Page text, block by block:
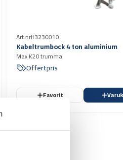
Art.nrH3230010
Kabeltrumbock 4 ton aluminium
Max K20 trumma
Offertpris
Favorit